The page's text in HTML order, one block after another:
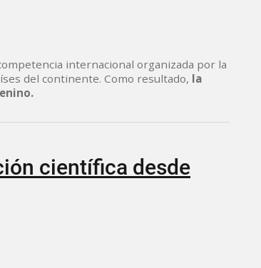
internacional organizada por la
del continente. Como resultado, la
científica desde